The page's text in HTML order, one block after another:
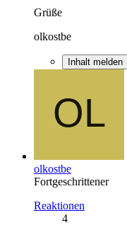
Grüße
olkostbe
Inhalt melden
olkostbe
Fortgeschrittener
Reaktionen
4